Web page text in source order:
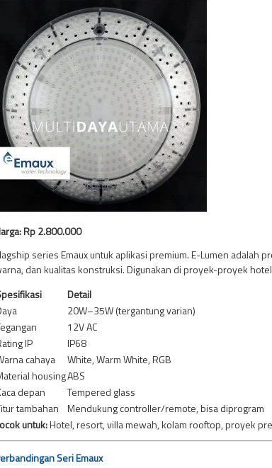
Rp 2.800.000
series Emaux untuk aplikasi premium. E-Lumen adalah
dan kualitas konstruksi. Digunakan di proyek-proyek
Detail
20W–35W (tergantung varian)
12V AC
IP
IP68
cahaya
White, Warm White, RGB
housingABS
depan
Tempered glass
tambahan
Mendukung controller/remote, bisa diprogram
untuk:Hotel, resort, villa mewah, kolam rooftop, proyek
Seri Emaux